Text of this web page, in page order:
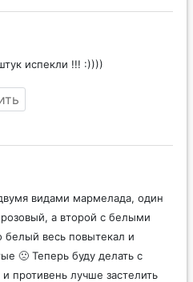
испекли !!! :))))
видами мармелада, один
а второй с белыми
белый весь повытекал и
🙁 Теперь буду делать с
противень лучше застелить